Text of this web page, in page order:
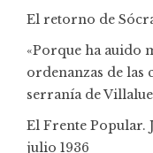
El retorno de
«Porque ha auido
ordenanzas de las
serranía de
El Frente Popular.
julio 1936